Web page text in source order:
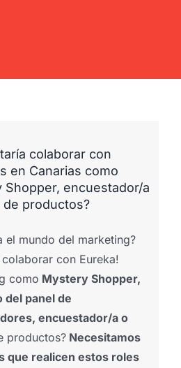
colaborar con
en Canarias como
Shopper, encuestador/a
productos?
el mundo del marketing?
colaborar con Eureka!
como Mystery Shopper,
del panel de
encuestador/a o
productos?Necesitamos
que realicen estos roles